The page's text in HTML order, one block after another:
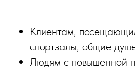
Клиентам,
спортзалы, общие
Людям с повышенной
МИКОЗ КОЖИ СТОП